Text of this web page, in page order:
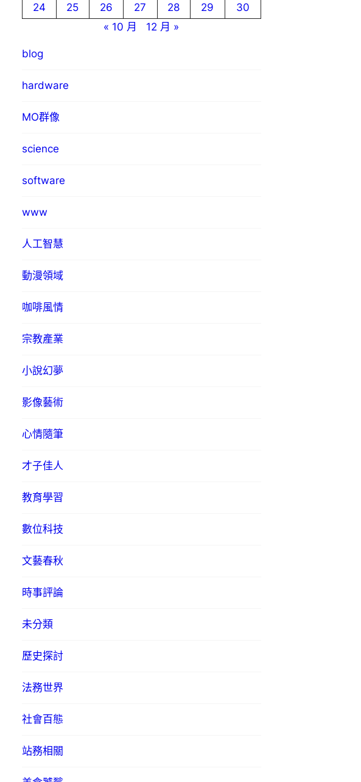
24
25 26 27 28 29
30
« 10 月
12 月 »
blog
hardware
MO群像
science
software
www
人工智慧
動漫領域
咖啡風情
宗教產業
小說幻夢
影像藝術
心情隨筆
才子佳人
教育學習
數位科技
文藝春秋
時事評論
未分類
歷史探討
法務世界
社會百態
站務相關